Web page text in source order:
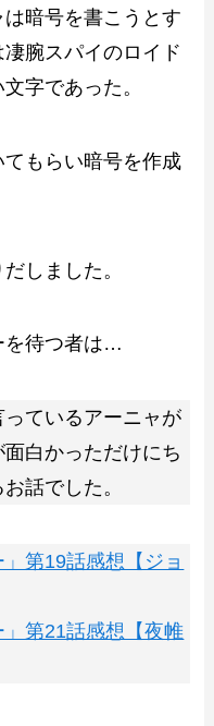
暗号を書こうとす
腕スパイのロイド
字であった。
もらい暗号を作成
しました。
を待つ者は…
っているアーニャが
白かっただけにち
話でした。
」第19話感想【ジョ
」第21話感想【夜帷